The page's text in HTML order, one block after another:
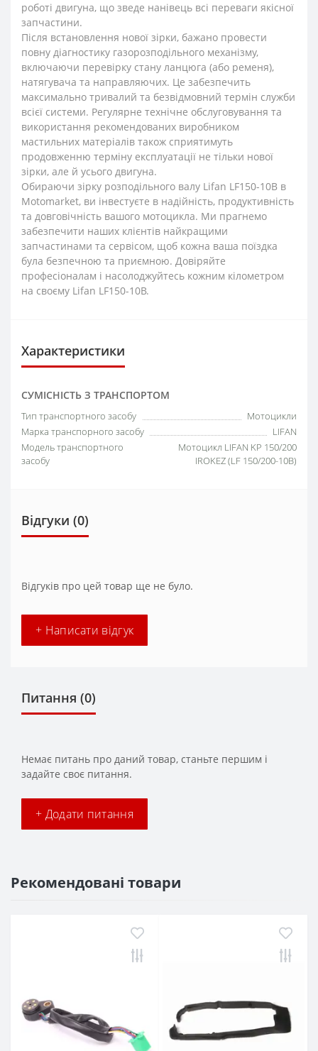
роботі двигуна, що зведе нанівець всі переваги якісної
запчастини.
Після встановлення нової зірки, бажано провести
повну діагностику газорозподільного механізму,
включаючи перевірку стану ланцюга (або ременя),
натягувача та направляючих. Це забезпечить
максимально тривалий та безвідмовний термін служби
всієї системи. Регулярне технічне обслуговування та
використання рекомендованих виробником
мастильних матеріалів також сприятимуть
продовженню терміну експлуатації не тільки нової
зірки, але й усього двигуна.
Обираючи зірку розподільного валу Lifan LF150-10B в
Motomarket, ви інвестуєте в надійність, продуктивність
та довговічність вашого мотоцикла. Ми прагнемо
забезпечити наших клієнтів найкращими
запчастинами та сервісом, щоб кожна ваша поїздка
була безпечною та приємною. Довіряйте
професіоналам і насолоджуйтесь кожним кілометром
на своєму Lifan LF150-10B.
Характеристики
СУМІСНІСТЬ З ТРАНСПОРТОМ
Тип транспортного засобу
Мотоцикли
Марка транспорного засобу
LIFAN
Модель транспортного
засобу
Мотоцикл LIFAN KP 150/200
IROKEZ (LF 150/200-10B)
Відгуки (0)
Відгуків про цей товар ще не було.
+ Написати відгук
Питання (0)
Немає питань про даний товар, станьте першим і
задайте своє питання.
+ Додати питання
Рекомендовані товари